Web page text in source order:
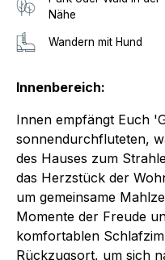
Nähe
Wandern mit Hund
Innenbereich:
Innen empfängt Euch
sonnendurchfluteten,
des Hauses zum
das Herzstück der
um gemeinsame
Momente der Freude
komfortablen
Rückzugsort, um sich